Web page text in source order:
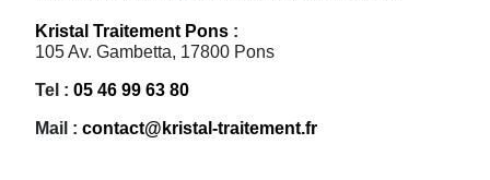
Kristal Traitement Pons :
105 Av. Gambetta, 17800 Pons
Tel : 05 46 99 63 80
Mail : contact@kristal-traitement.fr